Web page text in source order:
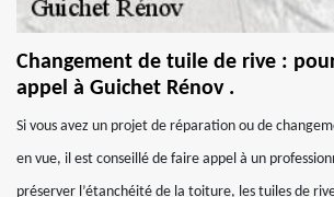
Changement de tuile de rive :
appel à Guichet Rénov .
Si vous avez un projet de réparation ou de
en vue, il est conseillé de faire appel à un
préserver l’étanchéité de la toiture, les tuiles de